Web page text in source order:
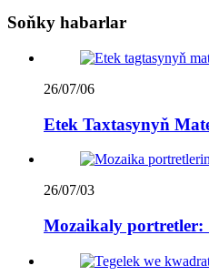
Soňky habarlar
26/07/06
Etek Taxtasynyň
26/07/03
Mozaikaly portretler: